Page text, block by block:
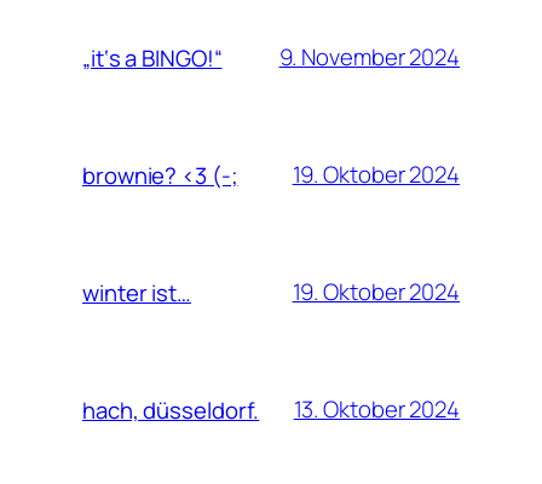
„it‘s a BINGO!“ 9. November 2024
brownie? <3 (-; 19. Oktober 2024
winter ist… 19. Oktober 2024
hach, düsseldorf. 13. Oktober 2024